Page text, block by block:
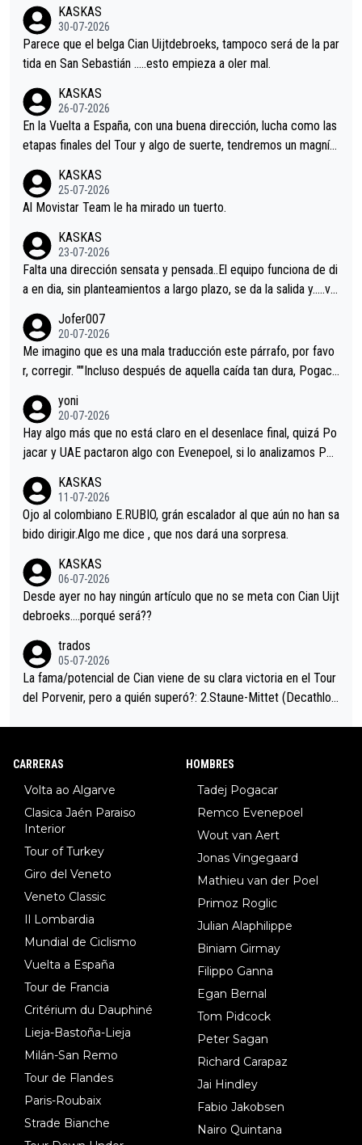
s.La única buena noticia es la mejoría de Enric Más en San Seb
astian.Si en la Vuelta a Burgos sigue la mejoría, podríamos ten
er alguna sorpresa en la Vuelta.Ojalá.
KASKAS
30-07-2026
Parece que el belga Cian Uijtdebroeks, tampoco será de la par
tida en San Sebastián …..esto empieza a oler mal.
KASKAS
26-07-2026
En la Vuelta a España, con una buena dirección, lucha como las
etapas finales del Tour y algo de suerte, tendremos un magnífi
KASKAS
25-07-2026
Al Movistar Team le ha mirado un tuerto.
KASKAS
23-07-2026
Falta una dirección sensata y pensada..El equipo funciona de di
a en dia, sin planteamientos a largo plazo, se da la salida y…..ve
Minguez, Velez etc etc.Me da pena vivir estos momentos tan
tristes sin victorias.
Jofer007
20-07-2026
Me imagino que es una mala traducción este párrafo, por favo
r, corregir. ""Incluso después de aquella caída tan dura, Pogaca
permaneció pegado a su rueda. Parecía increíble la forma en l
a que era capaz de controlar el miedo", recordó."
yoni
20-07-2026
Hay algo más que no está claro en el desenlace final, quizá Po
jacar y UAE pactaron algo con Evenepoel, si lo analizamos Poj
i sin pedalear, luego está el saludo con Evenepoel dándose la
mano de una manera muy fraternal, más allá de los típicos toqu
es en el hombro con que saludaba a Vingegard. Ahí hubo una in
eta, a ver si por querer poner a Del Toro con calzador en posi
ción de podio UAE y Pojacar se van complicar el tour.
KASKAS
11-07-2026
Ojo al colombiano E.RUBIO, grán escalador al que aún no han sa
bido dirigir.Algo me dice , que nos dará una sorpresa.
KASKAS
06-07-2026
Desde ayer no hay ningún artículo que no se meta con Cian Uijt
debroeks….porqué será??
trados
05-07-2026
La fama/potencial de Cian viene de su clara victoria en el Tour
del Porvenir, pero a quién superó?: 2.Staune-Mittet (Decathlon,
8.Lenny Martinez (Bahrein), 9. Van Belle (Visma), 10. Vacek (Li
CARRERAS
Volta ao Algarve
Clasica Jaén Paraiso
Interior
Tour of Turkey
Giro del Veneto
Veneto Classic
Il Lombardia
Mundial de Ciclismo
Vuelta a España
Tour de Francia
Critérium du Dauphiné
Lieja-Bastoña-Lieja
Milán-San Remo
Tour de Flandes
Paris-Roubaix
Strade Bianche
HOMBRES
Tadej Pogacar
Remco Evenepoel
Wout van Aert
Jonas Vingegaard
Mathieu van der Poel
Primoz Roglic
Julian Alaphilippe
Biniam Girmay
Filippo Ganna
Egan Bernal
Tom Pidcock
Peter Sagan
Richard Carapaz
Jai Hindley
Fabio Jakobsen
Nairo Quintana